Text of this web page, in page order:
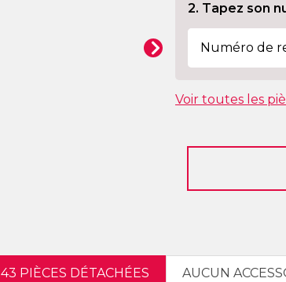
2. Tapez son
Voir toutes les
43 PIÈCES DÉTACHÉES AUCUN